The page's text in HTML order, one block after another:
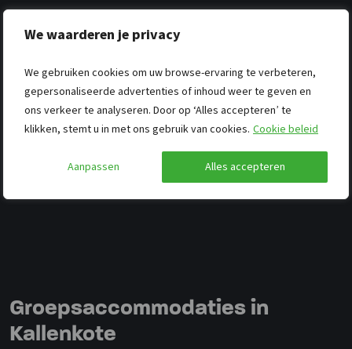
We waarderen je privacy
We gebruiken cookies om uw browse-ervaring te verbeteren,
gepersonaliseerde advertenties of inhoud weer te geven en
ons verkeer te analyseren. Door op ‘Alles accepteren’ te
klikken, stemt u in met ons gebruik van cookies. Cookie beleid
Aanpassen Alles accepteren
Groepsaccommodaties in
Kallenkote